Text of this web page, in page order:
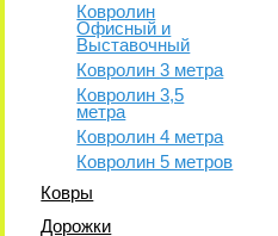
Ковролин
Офисный и
Выставочный
Ковролин 3 метра
Ковролин 3,5
метра
Ковролин 4 метра
Ковролин 5 метров
Ковры
Дорожки